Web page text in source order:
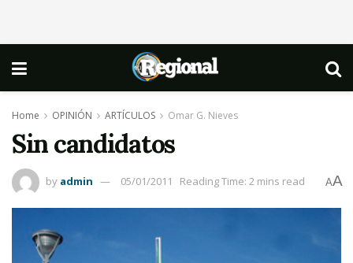
Home OPINIÓN ARTÍCULOS Omar G. Nieves
Sin candidatos
by admin 05/01/2011 Reading Time: 2 mins read AA